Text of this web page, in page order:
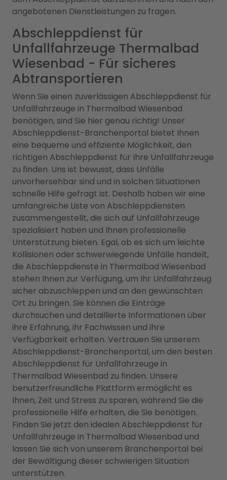
angebotenen Dienstleistungen zu fragen.
Abschleppdienst für
Unfallfahrzeuge Thermalbad
Wiesenbad - Für sicheres
Abtransportieren
Wenn Sie einen zuverlässigen Abschleppdienst für
Unfallfahrzeuge in Thermalbad Wiesenbad
benötigen, sind Sie hier genau richtig! Unser
Abschleppdienst-Branchenportal bietet Ihnen
eine bequeme und effiziente Möglichkeit, den
richtigen Abschleppdienst für Ihre Unfallfahrzeuge
zu finden. Uns ist bewusst, dass Unfälle
unvorhersehbar sind und in solchen Situationen
schnelle Hilfe gefragt ist. Deshalb haben wir eine
umfangreiche Liste von Abschleppdiensten
zusammengestellt, die sich auf Unfallfahrzeuge
spezialisiert haben und Ihnen professionelle
Unterstützung bieten. Egal, ob es sich um leichte
Kollisionen oder schwerwiegende Unfälle handelt,
die Abschleppdienste in Thermalbad Wiesenbad
stehen Ihnen zur Verfügung, um Ihr Unfallfahrzeug
sicher abzuschleppen und an den gewünschten
Ort zu bringen. Sie können die Einträge
durchsuchen und detaillierte Informationen über
ihre Erfahrung, ihr Fachwissen und ihre
Verfügbarkeit erhalten. Vertrauen Sie unserem
Abschleppdienst-Branchenportal, um den besten
Abschleppdienst für Unfallfahrzeuge in
Thermalbad Wiesenbad zu finden. Unsere
benutzerfreundliche Plattform ermöglicht es
Ihnen, Zeit und Stress zu sparen, während Sie die
professionelle Hilfe erhalten, die Sie benötigen.
Finden Sie jetzt den idealen Abschleppdienst für
Unfallfahrzeuge in Thermalbad Wiesenbad und
lassen Sie sich von unserem Branchenportal bei
der Bewältigung dieser schwierigen Situation
unterstützen.